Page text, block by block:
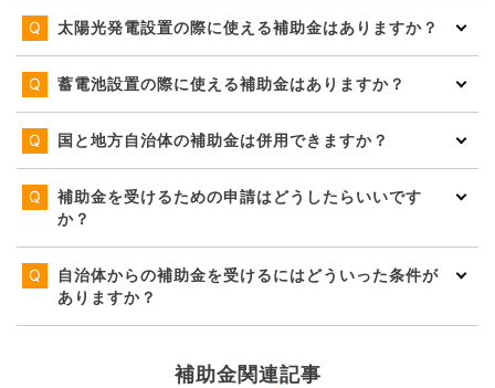
太陽光発電設置の際に使える補助金はありますか？
蓄電池設置の際に使える補助金はありますか？
国と地方自治体の補助金は併用できますか？
補助金を受けるための申請はどうしたらいいです
か？
自治体からの補助金を受けるにはどういった条件が
ありますか？
補助金関連記事